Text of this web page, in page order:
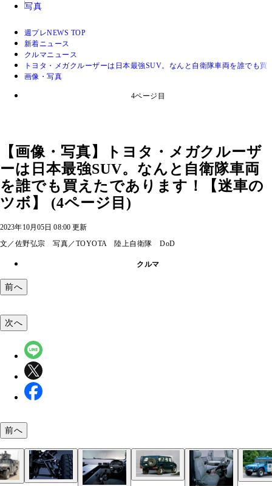
写真
週プレNEWS TOP
新着ニュース
クルマニュース
トヨタ・メガクルーザーは日本最強SUV。なんと自衛隊車両を誰でも
画像・写真
4ページ目
【画像・写真】トヨタ・メガクルーザ
ーは日本最強SUV。なんと自衛隊車両
を誰でも買えたであります！【迷車の
ツボ】 (4ページ目)
2023年10月05日 08:00 更新
文／佐野弘宗 写真／TOYOTA 陸上自衛隊 DoD
クルマ
前へ
次へ
前へ